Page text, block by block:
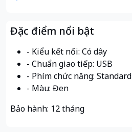
Đặc điểm nổi bật
- Kiểu kết nối: Có dây
- Chuẩn giao tiếp: USB
- Phím chức năng: Standard
- Màu: Đen
Bảo hành: 12 tháng